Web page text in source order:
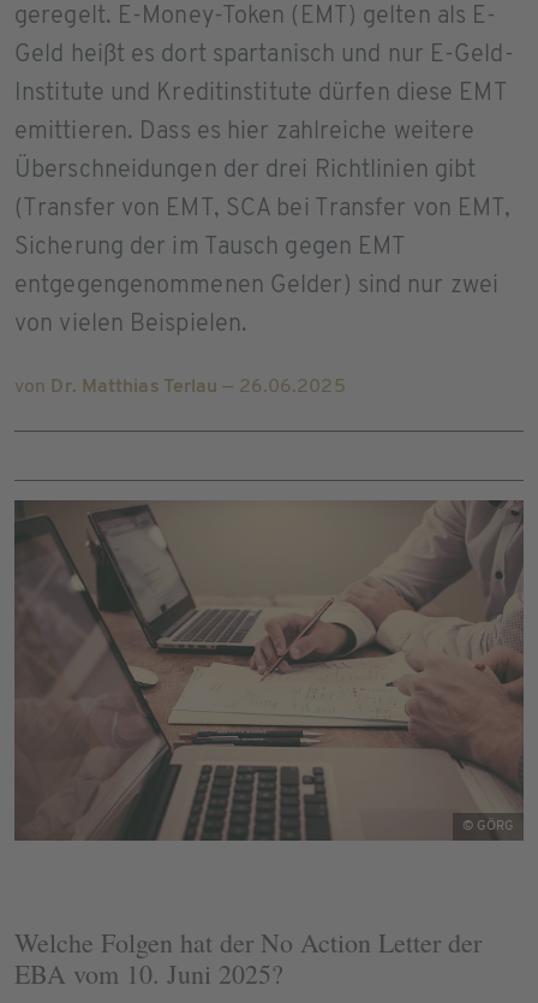
geregelt. E-Money-Token (EMT) gelten als E-
Geld heißt es dort spartanisch und nur E-Geld-
Institute und Kreditinstitute dürfen diese EMT
emittieren. Dass es hier zahlreiche weitere
Überschneidungen der drei Richtlinien gibt
(Transfer von EMT, SCA bei Transfer von EMT,
Sicherung der im Tausch gegen EMT
entgegengenommenen Gelder) sind nur zwei
von vielen Beispielen.
von Dr. Matthias Terlau — 26.06.2025
© GÖRG
Welche Folgen hat der No Action Letter der
EBA vom 10. Juni 2025?